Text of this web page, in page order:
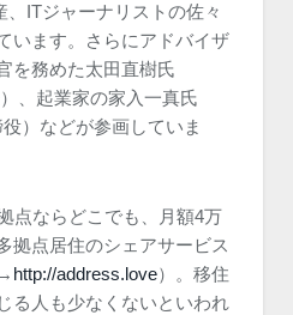
ITジャーナリストの佐々
います。さらにアドバイザ
を務めた太田直樹氏
、起業家の家入一真氏
）などが参画していま
点ならどこでも、月額4万
拠点居住のシェアサービス
http://address.love）。移住
る人も少なくないといわれ